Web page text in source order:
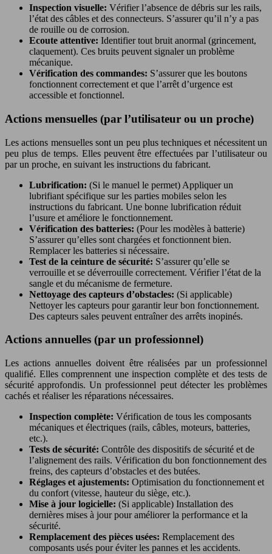
Inspection visuelle: Vérifier l’absence de débris sur les rails,
l’état des câbles et des connecteurs. S’assurer qu’il n’y a pas
de rouille ou de corrosion.
Ecoute attentive: Identifier tout bruit anormal (grincement,
claquement). Ces bruits peuvent signaler un problème
mécanique.
Vérification des commandes: S’assurer que les boutons
fonctionnent correctement et que l’arrêt d’urgence est
accessible et fonctionnel.
Actions mensuelles (par l’utilisateur ou un proche)
Les actions mensuelles sont un peu plus techniques et nécessitent un
peu plus de temps. Elles peuvent être effectuées par l’utilisateur ou
par un proche, en suivant les instructions du fabricant.
Lubrification: (Si le manuel le permet) Appliquer un
lubrifiant spécifique sur les parties mobiles selon les
instructions du fabricant. Une bonne lubrification réduit
l’usure et améliore le fonctionnement.
Vérification des batteries: (Pour les modèles à batterie)
S’assurer qu’elles sont chargées et fonctionnent bien.
Remplacer les batteries si nécessaire.
Test de la ceinture de sécurité: S’assurer qu’elle se
verrouille et se déverrouille correctement. Vérifier l’état de la
sangle et du mécanisme de fermeture.
Nettoyage des capteurs d’obstacles: (Si applicable)
Nettoyer les capteurs pour garantir leur bon fonctionnement.
Des capteurs sales peuvent entraîner des arrêts inopinés.
Actions annuelles (par un professionnel)
Les actions annuelles doivent être réalisées par un professionnel
qualifié. Elles comprennent une inspection complète et des tests de
sécurité approfondis. Un professionnel peut détecter les problèmes
cachés et réaliser les réparations nécessaires.
Inspection complète: Vérification de tous les composants
mécaniques et électriques (rails, câbles, moteurs, batteries,
etc.).
Tests de sécurité: Contrôle des dispositifs de sécurité et de
l’alignement des rails. Vérification du bon fonctionnement des
freins, des capteurs d’obstacles et des butées.
Réglages et ajustements: Optimisation du fonctionnement et
du confort (vitesse, hauteur du siège, etc.).
Mise à jour logicielle: (Si applicable) Installation des
dernières mises à jour pour améliorer la performance et la
sécurité.
Remplacement des pièces usées: Remplacement des
composants usés pour éviter les pannes et les accidents.